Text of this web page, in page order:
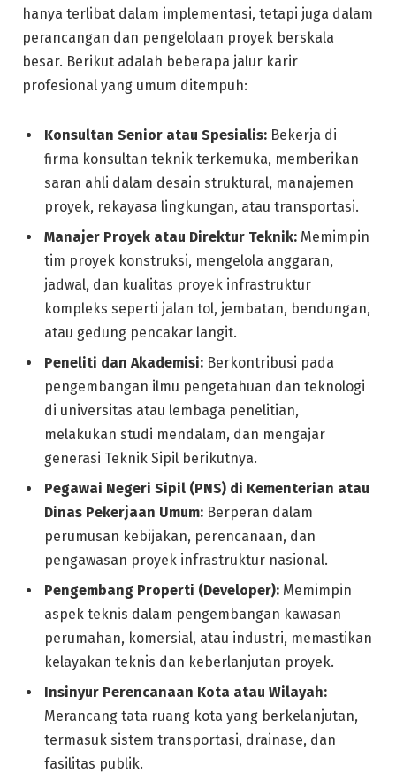
hanya terlibat dalam implementasi, tetapi juga dalam
perancangan dan pengelolaan proyek berskala
besar. Berikut adalah beberapa jalur karir
profesional yang umum ditempuh:
Konsultan Senior atau Spesialis: Bekerja di
firma konsultan teknik terkemuka, memberikan
saran ahli dalam desain struktural, manajemen
proyek, rekayasa lingkungan, atau transportasi.
Manajer Proyek atau Direktur Teknik: Memimpin
tim proyek konstruksi, mengelola anggaran,
jadwal, dan kualitas proyek infrastruktur
kompleks seperti jalan tol, jembatan, bendungan,
atau gedung pencakar langit.
Peneliti dan Akademisi: Berkontribusi pada
pengembangan ilmu pengetahuan dan teknologi
di universitas atau lembaga penelitian,
melakukan studi mendalam, dan mengajar
generasi Teknik Sipil berikutnya.
Pegawai Negeri Sipil (PNS) di Kementerian atau
Dinas Pekerjaan Umum: Berperan dalam
perumusan kebijakan, perencanaan, dan
pengawasan proyek infrastruktur nasional.
Pengembang Properti (Developer): Memimpin
aspek teknis dalam pengembangan kawasan
perumahan, komersial, atau industri, memastikan
kelayakan teknis dan keberlanjutan proyek.
Insinyur Perencanaan Kota atau Wilayah:
Merancang tata ruang kota yang berkelanjutan,
termasuk sistem transportasi, drainase, dan
fasilitas publik.